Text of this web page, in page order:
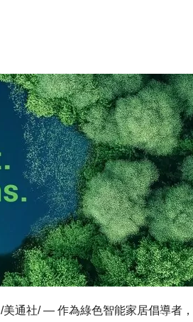
/美通社/ — 作為綠色智能家居倡導者